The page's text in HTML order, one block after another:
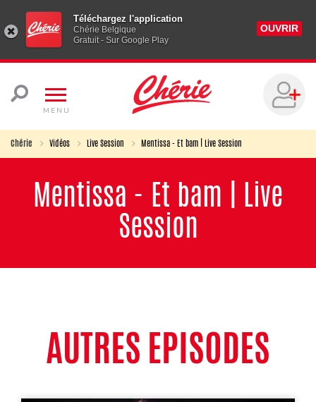
Téléchargez l'application
Chérie Belgique
Gratuit - Sur Google Play
OUVRIR
MENU
Chérie Vidéos Live Session Mentissa - Et bam | Live Session
Mentissa - Et bam | Live
Session
AUTRES EPISODES